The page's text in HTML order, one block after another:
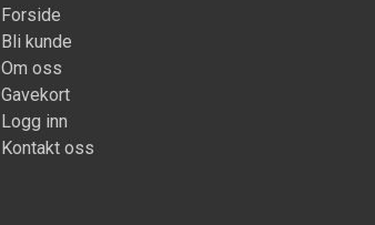
Forside
Bli kunde
Om oss
Gavekort
Logg inn
Kontakt oss